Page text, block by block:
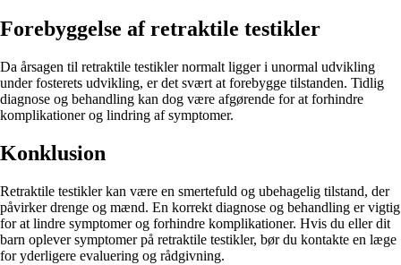
Forebyggelse af retraktile testikler
Da årsagen til retraktile testikler normalt ligger i unormal udvikling
under fosterets udvikling, er det svært at forebygge tilstanden. Tidlig
diagnose og behandling kan dog være afgørende for at forhindre
komplikationer og lindring af symptomer.
Konklusion
Retraktile testikler kan være en smertefuld og ubehagelig tilstand, der
påvirker drenge og mænd. En korrekt diagnose og behandling er vigtig
for at lindre symptomer og forhindre komplikationer. Hvis du eller dit
barn oplever symptomer på retraktile testikler, bør du kontakte en læge
for yderligere evaluering og rådgivning.